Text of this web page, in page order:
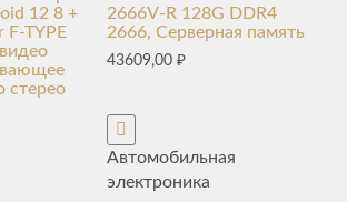
12 8 +
F-TYPE
стерео
2666V-R 128G DDR4
2666, Серверная память
43609,00₽
Автомобильная
электроника